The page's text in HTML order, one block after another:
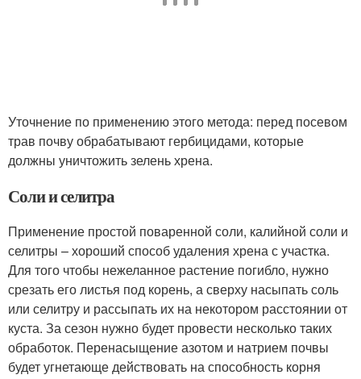
Уточнение по применению этого метода: перед посевом
трав почву обрабатывают гербицидами, которые
должны уничтожить зелень хрена.
Соли и селитра
Применение простой поваренной соли, калийной соли и
селитры – хороший способ удаления хрена с участка.
Для того чтобы нежеланное растение погибло, нужно
срезать его листья под корень, а сверху насыпать соль
или селитру и рассыпать их на некотором расстоянии от
куста. За сезон нужно будет провести несколько таких
обработок. Перенасыщение азотом и натрием почвы
будет угнетающе действовать на способность корня